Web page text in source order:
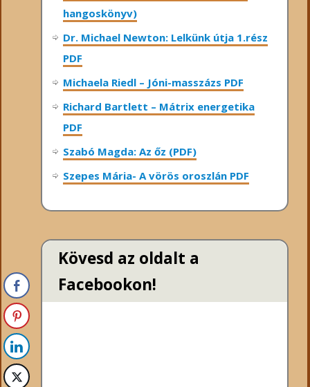
hangoskönyv)
Dr. Michael Newton: Lelkünk útja 1.rész
PDF
Michaela Riedl – Jóni-masszázs PDF
Richard Bartlett – Mátrix energetika
PDF
Szabó Magda: Az őz (PDF)
Szepes Mária- A vörös oroszlán PDF
Kövesd az oldalt a
Facebookon!